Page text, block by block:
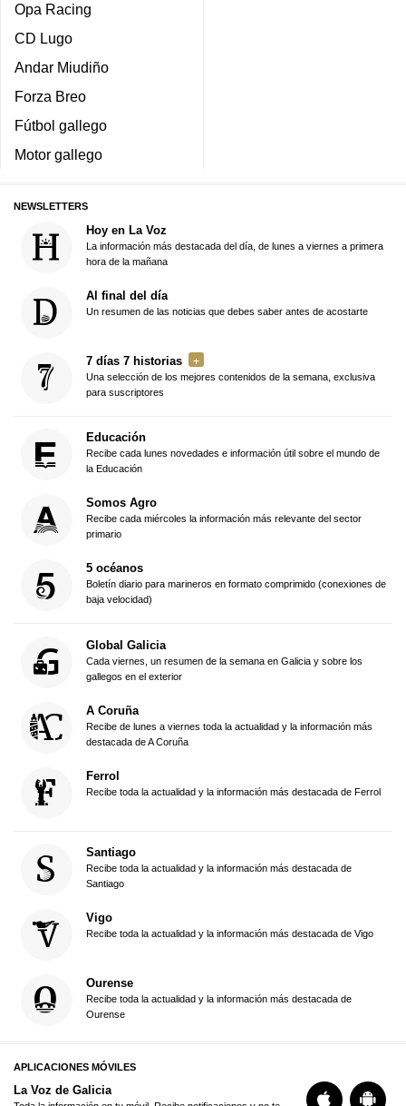
Opa Racing
CD Lugo
Andar Miudiño
Forza Breo
Fútbol gallego
Motor gallego
NEWSLETTERS
Hoy en La Voz
La información más destacada del día, de lunes a viernes a primera
hora de la mañana
Al final del día
Un resumen de las noticias que debes saber antes de acostarte
7 días 7 historias
Una selección de los mejores contenidos de la semana, exclusiva
para suscriptores
Educación
Recibe cada lunes novedades e información útil sobre el mundo de
la Educación
Somos Agro
Recibe cada miércoles la información más relevante del sector
primario
5 océanos
Boletín diario para marineros en formato comprimido (conexiones de
baja velocidad)
Global Galicia
Cada viernes, un resumen de la semana en Galicia y sobre los
gallegos en el exterior
A Coruña
Recibe de lunes a viernes toda la actualidad y la información más
destacada de A Coruña
Ferrol
Recibe toda la actualidad y la información más destacada de Ferrol
Santiago
Recibe toda la actualidad y la información más destacada de
Santiago
Vigo
Recibe toda la actualidad y la información más destacada de Vigo
Ourense
Recibe toda la actualidad y la información más destacada de
Ourense
APLICACIONES MÓVILES
La Voz de Galicia